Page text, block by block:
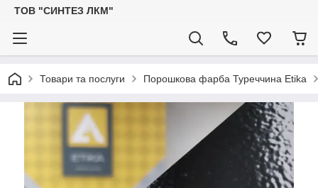
ТОВ "СИНТЕЗ ЛКМ"
Товари та послуги Порошкова фарба Туреччина Etika